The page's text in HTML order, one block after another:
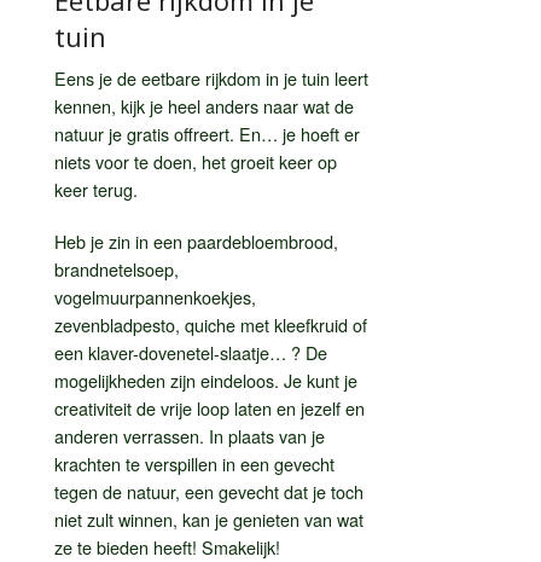
tuin
Eens je de eetbare rijkdom in je tuin leert
kennen, kijk je heel anders naar wat de
natuur je gratis offreert. En… je hoeft er
niets voor te doen, het groeit keer op
keer terug.
Heb je zin in een paardebloembrood,
brandnetelsoep,
vogelmuurpannenkoekjes,
zevenbladpesto, quiche met kleefkruid of
een klaver-dovenetel-slaatje… ? De
mogelijkheden zijn eindeloos. Je kunt je
creativiteit de vrije loop laten en jezelf en
anderen verrassen. In plaats van je
krachten te verspillen in een gevecht
tegen de natuur, een gevecht dat je toch
niet zult winnen, kan je genieten van wat
ze te bieden heeft! Smakelijk!